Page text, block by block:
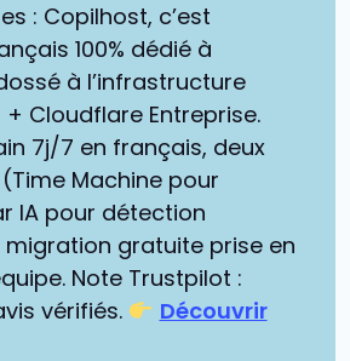
: Copilhost, c’est
100% dédié à
à l’infrastructure
Cloudflare Entreprise.
7j/7 en français, deux
Machine pour
IA pour détection
migration gratuite prise en
Note Trustpilot :
vérifiés.
Découvrir